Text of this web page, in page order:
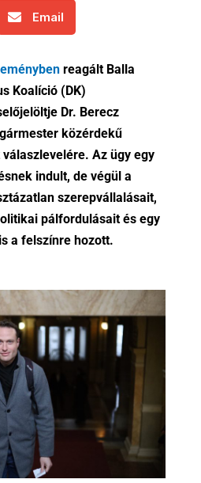
Email
reagált Balla
Koalíció (DK)
Dr. Berecz
közérdekű
Az ügy egy
indult, de végül a
szerepvállalásait,
pálfordulásait és egy
a felszínre hozott.